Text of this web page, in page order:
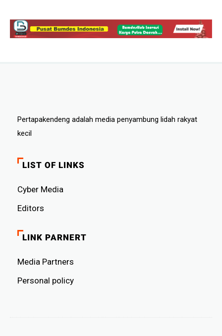
Pertapakendeng adalah media penyambung lidah rakyat
kecil
LIST OF LINKS
Cyber ​​Media
Editors
LINK PARNERT
Media Partners
Personal policy